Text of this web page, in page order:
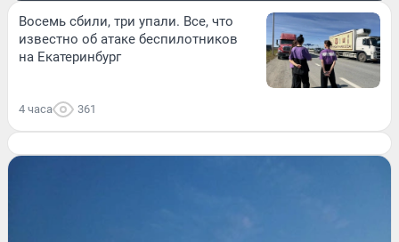
Восемь сбили, три упали. Все, что
известно об атаке беспилотников
на Екатеринбург
4 часа 361